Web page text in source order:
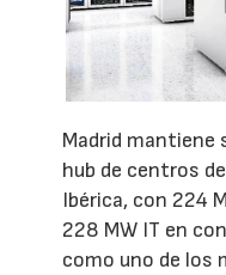
Madrid mantiene
hub de centros
Ibérica, con 224
228 MW IT en
como uno de los